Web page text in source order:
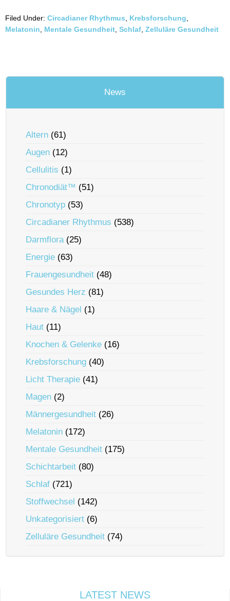
Filed Under: Circadianer Rhythmus Krebsforschung
Melatonin
Mentale Gesundheit Schlaf Zelluläre Gesundheit
News
Altern (61)
Augen (12)
Cellulitis (1)
Chronodiät™ (51)
Chronotyp (53)
Circadianer Rhythmus (538)
Darmflora(25)
Energie (63)
Frauengesundheit (48)
Gesundes Herz (81)
Haare & Nägel (1)
Haut (11)
Knochen & Gelenke (16)
Krebsforschung (40)
Licht Therapie (41)
Magen (2)
Männergesundheit (26)
Melatonin (172)
Mentale Gesundheit (175)
Schichtarbeit (80)
Schlaf (721)
Stoffwechsel (142)
Unkategorisiert (6)
Zelluläre Gesundheit (74)
LATEST NEWS